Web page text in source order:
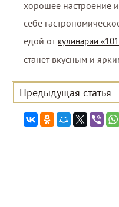
хорошее настроение
себе
едой от кулинарии
станет вкусным и
Предыдущая статья